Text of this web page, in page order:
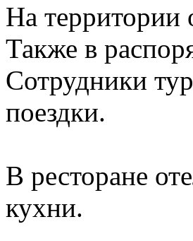
На территории
Также в
Сотрудники
поездки.
В ресторане
кухни.